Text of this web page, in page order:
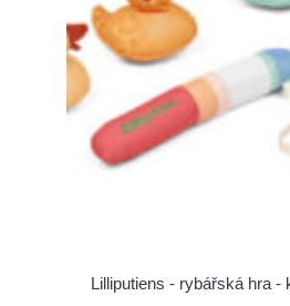
Lilliputiens - rybářská hra -